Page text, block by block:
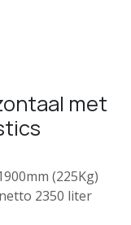
met
(225Kg)
2350 liter